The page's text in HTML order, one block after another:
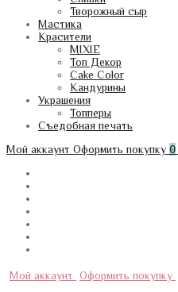
Творожный сыр
Мастика
Красители
MIXIE
Топ Декор
Cake Color
Кандурины
Украшения
Топперы
Съедобная печать
Мой аккаунт Оформить покупку 0
Мой аккаунт Оформить покупку